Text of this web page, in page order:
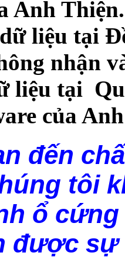
Anh Thiện.
liệu tại
nhận
liệu tại
của
đến
tôi
ổ
được